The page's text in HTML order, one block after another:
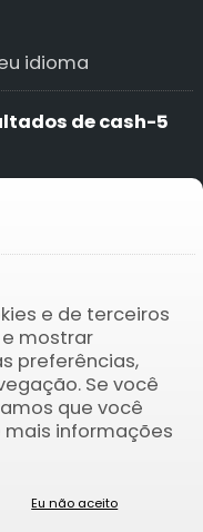
Jogar
idioma
de cash-5
cash-5
cash-5
e de terceiros
mostrar
preferências,
Se você
que você
mais informações
Eu não aceito